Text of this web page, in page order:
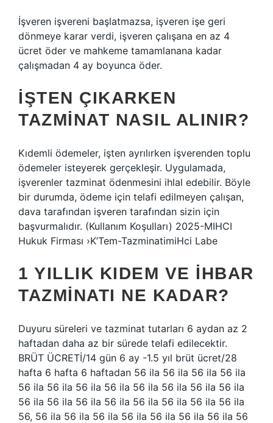
İşveren işvereni başlatmazsa, işveren işe geri
dönmeye karar verdi, işveren çalışana en az 4
ücret öder ve mahkeme tamamlanana kadar
çalışmadan 4 ay boyunca öder.
İŞTEN ÇIKARKEN
TAZMINAT NASIL ALINIR?
Kıdemli ödemeler, işten ayrılırken işverenden toplu
ödemeler isteyerek gerçekleşir. Uygulamada,
işverenler tazminat ödenmesini ihlal edebilir. Böyle
bir durumda, ödeme için telafi edilmeyen çalışan,
dava tarafından işveren tarafından sizin için
başvurmalıdır. (Kullanım Koşulları) 2025-MIHCI
Hukuk Firması ›K’Tem-TazminatimiHci Labe
1 YILLIK KIDEM VE IHBAR
TAZMINATI NE KADAR?
Duyuru süreleri ve tazminat tutarları 6 aydan az 2
haftadan daha az bir sürede telafi edilecektir.
BRÜT ÜCRETİ/14 gün 6 ay -1.5 yıl brüt ücret/28
hafta 6 hafta 6 haftadan 56 ila 56 ila 56 ila 56 ila
56 ila 56 ila 56 ila 56 ila 56 ila 56 ila 56 ila 56 ila
56 ila 56 ila 56 ila 56 ila 56 ila 56 ila 56 ila 56 ila
56, 56 ila 56 ila 56 ila 56 ila 56 ila 56 ila 56 ila 56